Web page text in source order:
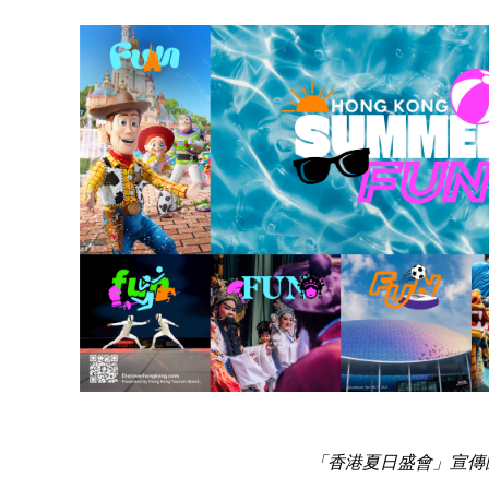
「香港夏日盛會」宣